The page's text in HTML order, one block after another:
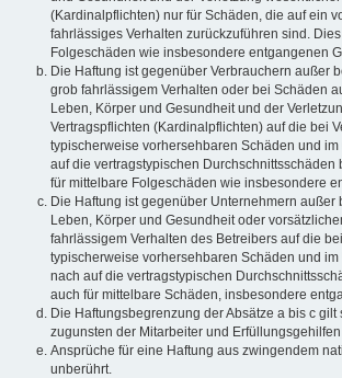
(Kardinalpflichten) nur für Schäden, die auf ein
fahrlässiges Verhalten zurückzuführen sind.
Folgeschäden wie insbesondere entgangenen
Die Haftung ist gegenüber Verbrauchern außer
grob fahrlässigem Verhalten oder bei Schäden
Leben, Körper und Gesundheit und der
Vertragspflichten (Kardinalpflichten) auf die bei
typischerweise vorhersehbaren Schäden und
auf die vertragstypischen Durchschnittsschäden
für mittelbare Folgeschäden wie insbesondere
Die Haftung ist gegenüber Unternehmern außer
Leben, Körper und Gesundheit oder
fahrlässigem Verhalten des Betreibers auf die
typischerweise vorhersehbaren Schäden und
nach auf die vertragstypischen
auch für mittelbare Schäden, insbesondere
Die Haftungsbegrenzung der Absätze a bis c gilt
zugunsten der Mitarbeiter und Erfüllungsgehilfen
Ansprüche für eine Haftung aus zwingendem
unberührt.